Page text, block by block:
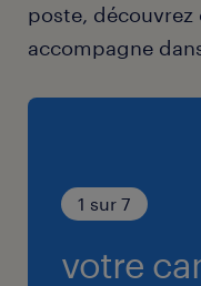
poste,
accompagne
1 sur 7
votre